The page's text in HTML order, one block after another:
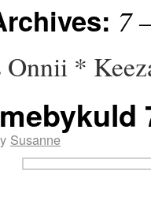
7
*
Susanne